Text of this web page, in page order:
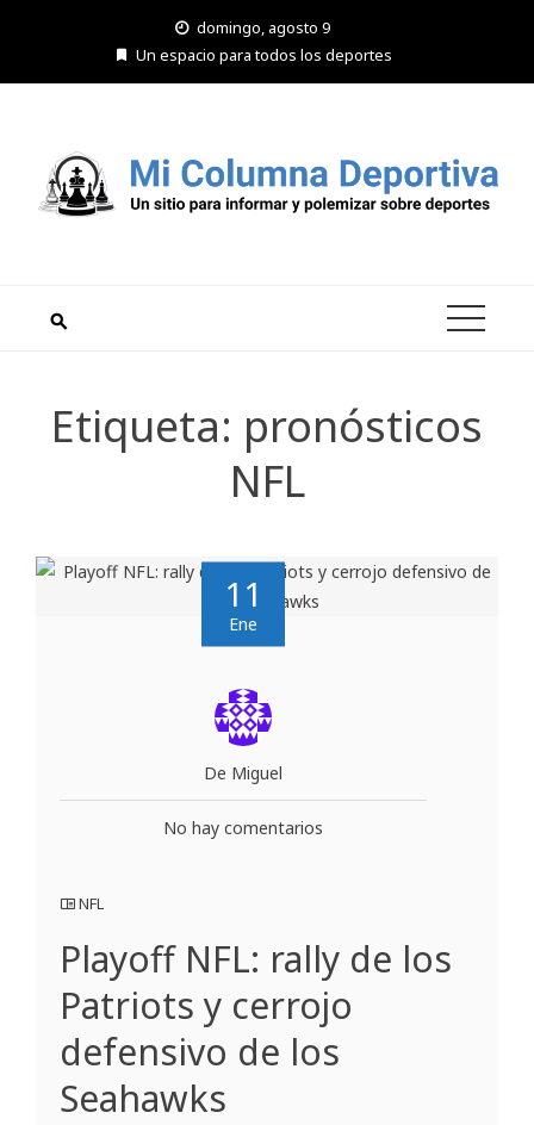
domingo, agosto 9
Un espacio para todos los deportes
Etiqueta: pronósticos
NFL
11
Ene
De Miguel
No hay comentarios
NFL
Playoff NFL: rally de los
Patriots y cerrojo
defensivo de los
Seahawks